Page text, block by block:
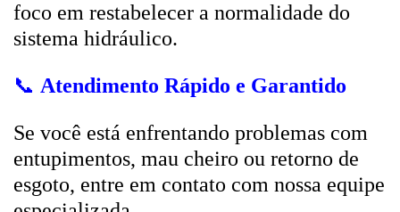
foco em restabelecer a normalidade do
sistema hidráulico.
📞 Atendimento Rápido e Garantido
Se você está enfrentando problemas com
entupimentos, mau cheiro ou retorno de
esgoto, entre em contato com nossa equipe